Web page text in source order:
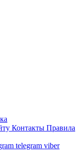
Контакты Правила
telegram viber